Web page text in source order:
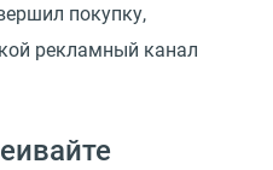
покупку,
рекламный канал